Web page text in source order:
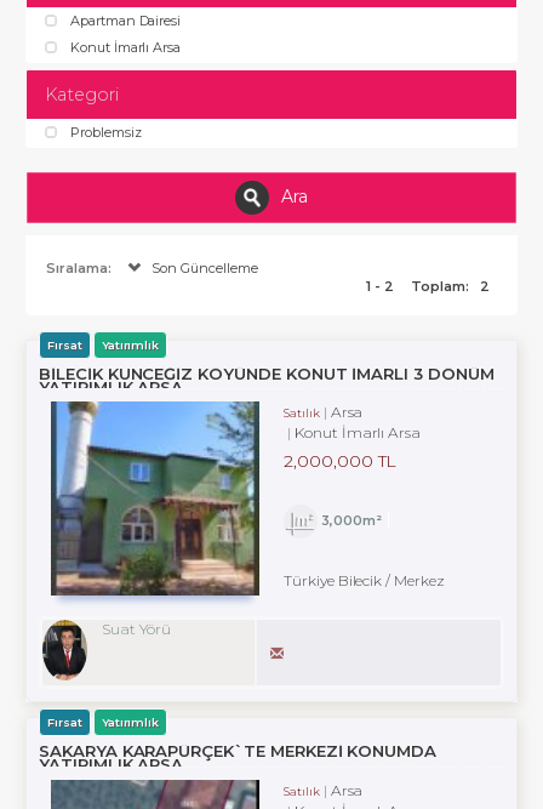
Apartman Dairesi
Konut İmarlı Arsa
Kategori
Problemsiz
Ara
Sıralama:
Son Güncelleme
1 - 2
Toplam: 2
Fırsat Yatırımlık
BILECIK KUNCEĞIZ KÖYÜNDE KONUT IMARLI 3 DÖNÜM
YATIRIMLIK ARSA
Satılık
Arsa
Konut İmarlı Arsa
2,000,000 TL
3,000m²
Türkiye Bilecik / Merkez
Suat Yörü
Fırsat Yatırımlık
SAKARYA KARAPÜRÇEK`TE MERKEZI KONUMDA
YATIRIMLIK ARSA
Satılık
Arsa